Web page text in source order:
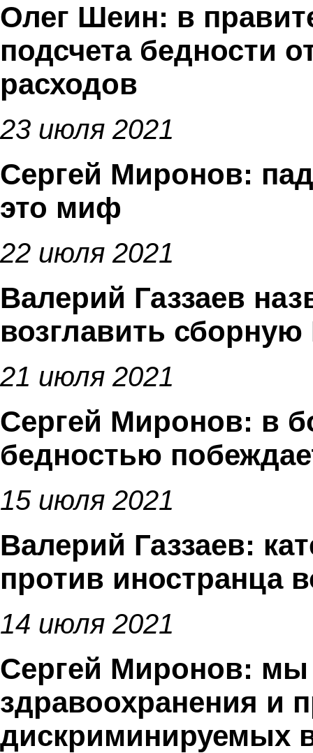
Олег Шеин: в
подсчета бедности
расходов
23 июля 2021
Сергей Миронов:
это миф
22 июля 2021
Валерий Газзаев
возглавить
21 июля 2021
Сергей Миронов: в
бедностью
15 июля 2021
Валерий Газзаев:
против иностранца
14 июля 2021
Сергей Миронов: мы
здравоохранения и
дискриминируемых